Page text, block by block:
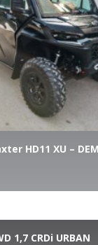
HD11 XU –
1,7 CRDi URBAN